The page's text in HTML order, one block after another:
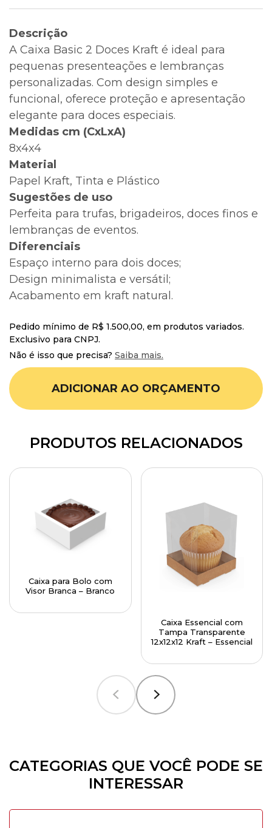
Descrição
A Caixa Basic 2 Doces Kraft é ideal para
pequenas presenteações e lembranças
personalizadas. Com design simples e
funcional, oferece proteção e apresentação
elegante para doces especiais.
Medidas cm (CxLxA)
8x4x4
Material
Papel Kraft, Tinta e Plástico
Sugestões de uso
Perfeita para trufas, brigadeiros, doces finos e
lembranças de eventos.
Diferenciais
Espaço interno para dois doces;
Design minimalista e versátil;
Acabamento em kraft natural.
Pedido mínimo de R$ 1.500,00, em produtos variados.
Exclusivo para CNPJ.
Não é isso que precisa? Saiba mais.
ADICIONAR AO ORÇAMENTO
PRODUTOS RELACIONADOS
Caixa para Bolo com
Visor Branca – Branco
Caixa Essencial com
Tampa Transparente
12x12x12 Kraft – Essencial
CATEGORIAS QUE VOCÊ PODE SE
INTERESSAR